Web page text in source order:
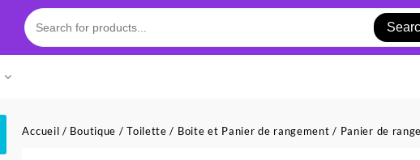
Accueil / Boutique /Toilette / Boite et Panier de rangement / Panier de